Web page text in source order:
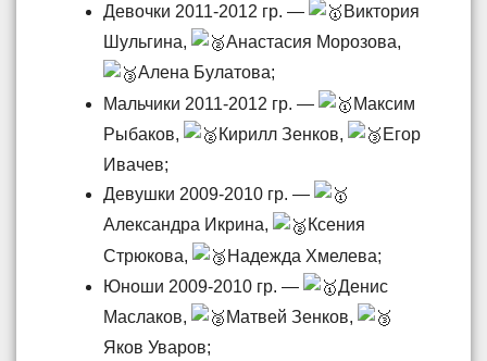
Девочки 2011-2012 гр. —
Виктория
Шульгина,
Анастасия Морозова,
Алена Булатова;
Мальчики 2011-2012 гр. —
Максим
Рыбаков,
Кирилл Зенков,
Егор
Ивачев;
Девушки 2009-2010 гр. —
Александра Икрина,
Ксения
Стрюкова,
Надежда Хмелева;
Юноши 2009-2010 гр. —
Денис
Маслаков,
Матвей Зенков,
Яков Уваров;